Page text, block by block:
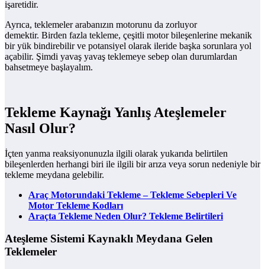
işaretidir.
Ayrıca, teklemeler arabanızın motorunu da zorluyor
demektir. Birden fazla tekleme, çeşitli motor bileşenlerine mekanik
bir yük bindirebilir ve potansiyel olarak ileride başka sorunlara yol
açabilir. Şimdi yavaş yavaş teklemeye sebep olan durumlardan
bahsetmeye başlayalım.
Tekleme Kaynağı Yanlış Ateşlemeler
Nasıl Olur?
İçten yanma reaksiyonunuzla ilgili olarak yukarıda belirtilen
bileşenlerden herhangi biri ile ilgili bir arıza veya sorun nedeniyle bir
tekleme meydana gelebilir.
Araç Motorundaki Tekleme – Tekleme Sebepleri Ve
Motor Tekleme Kodları
Araçta Tekleme Neden Olur? Tekleme Belirtileri
Ateşleme Sistemi Kaynaklı Meydana Gelen
Teklemeler